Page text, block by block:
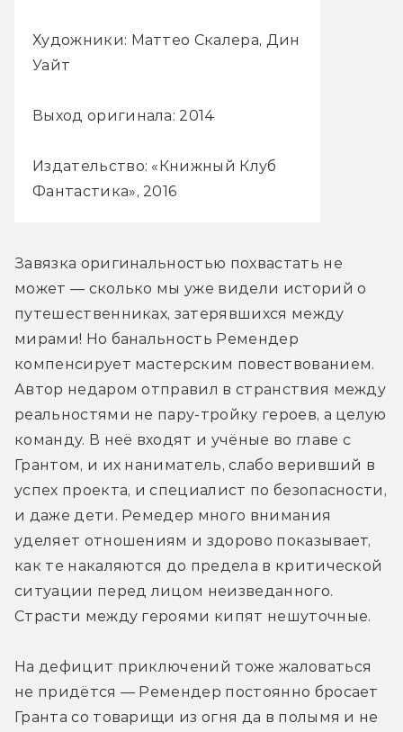
Художники: Маттео Скалера, Дин
Уайт
Выход оригинала: 2014
Издательство: «Книжный Клуб
Фантастика», 2016
Завязка оригинальностью похвастать не
может — сколько мы уже видели историй о
путешественниках, затерявшихся между
мирами! Но банальность Ремендер
компенсирует мастерским повествованием.
Автор недаром отправил в странствия между
реальностями не пару-тройку героев, а целую
команду. В неё входят и учёные во главе с
Грантом, и их наниматель, слабо веривший в
успех проекта, и специалист по безопасности,
и даже дети. Ремедер много внимания
уделяет отношениям и здорово показывает,
как те накаляются до предела в критической
ситуации перед лицом неизведанного.
Страсти между героями кипят нешуточные.
На дефицит приключений тоже жаловаться
не придётся — Ремендер постоянно бросает
Гранта со товарищи из огня да в полымя и не